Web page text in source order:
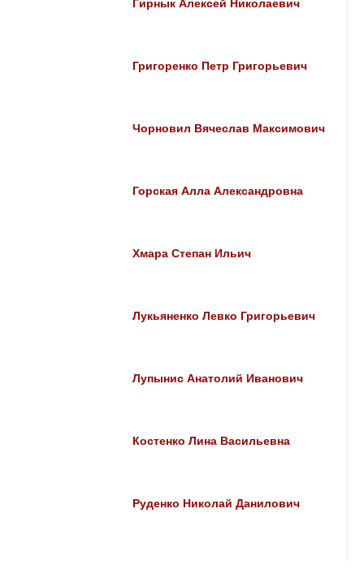
Гирнык Алексей Николаевич
Григоренко Петр Григорьевич
Чорновил Вячеслав Максимович
Горская Алла Александровна
Хмара Степан Ильич
Лукьяненко Левко Григорьевич
Лупынис Анатолий Иванович
Костенко Лина Васильевна
Руденко Николай Данилович